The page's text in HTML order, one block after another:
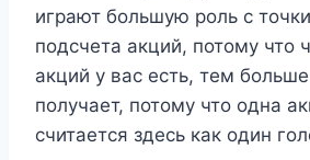
играют большую роль с
подсчета акций, потому что
акций у вас есть, тем
получает, потому что одна
считается здесь как один